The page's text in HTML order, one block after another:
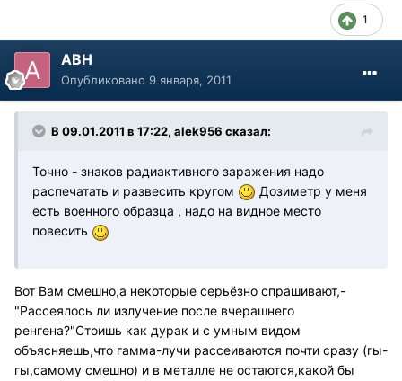
1
АВН
Опубликовано 9 января, 2011
В 09.01.2011 в 17:22, alek956 сказал:
Точно - знаков радиактивного заражения надо
распечатать и развесить кругом
Дозиметр у меня
есть военного образца , надо на видное место
повесить
Вот Вам смешно,а некоторые серьёзно спрашивают,-
"Рассеялось ли излучение после вчерашнего
ренгена?"Стоишь как дурак и с умным видом
объясняешь,что гамма-лучи рассеиваются почти сразу (гы-
гы,самому смешно) и в металле не остаются,какой бы